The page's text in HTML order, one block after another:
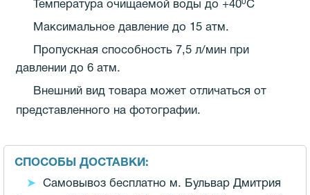
Температура очищаемой воды до +400С
Максимальное давление до 15 атм.
Пропускная способность 7,5 л/мин при
давлении до 6 атм.
Внешний вид товара может отличаться от
представленного на фотографии.
СПОСОБЫ ДОСТАВКИ:
Самовывоз бесплатно м. Бульвар Дмитрия